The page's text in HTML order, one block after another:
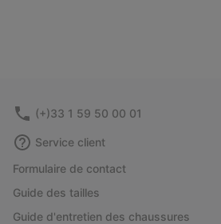
(+)33 1 59 50 00 01
Service client
Formulaire de contact
Guide des tailles
Guide d'entretien des chaussures